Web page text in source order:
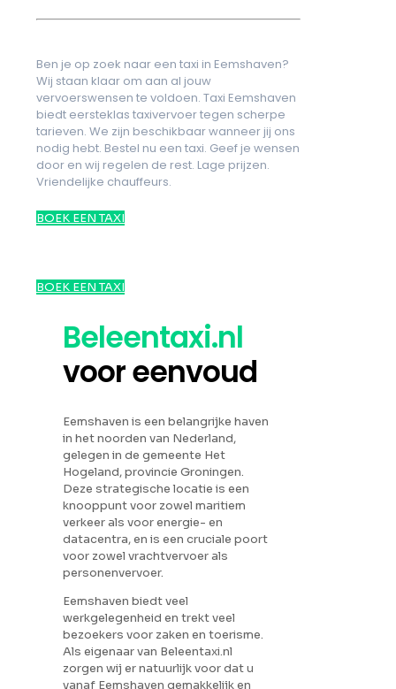
Ben je op zoek naar een taxi in Eemshaven?
Wij staan klaar om aan al jouw
vervoerswensen te voldoen. Taxi Eemshaven
biedt eersteklas taxivervoer tegen scherpe
tarieven. We zijn beschikbaar wanneer jij ons
nodig hebt. Bestel nu een taxi. Geef je wensen
door en wij regelen de rest. Lage prijzen.
Vriendelijke chauffeurs.
BOEK EEN TAXI
BOEK EEN TAXI
Beleentaxi.nl
voor eenvoud
Eemshaven is een belangrijke haven
in het noorden van Nederland,
gelegen in de gemeente Het
Hogeland, provincie Groningen.
Deze strategische locatie is een
knooppunt voor zowel maritiem
verkeer als voor energie- en
datacentra, en is een cruciale poort
voor zowel vrachtvervoer als
personenvervoer.
Eemshaven biedt veel
werkgelegenheid en trekt veel
bezoekers voor zaken en toerisme.
Als eigenaar van Beleentaxi.nl
zorgen wij er natuurlijk voor dat u
vanaf Eemshaven gemakkelijk en